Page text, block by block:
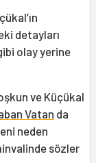
detayları
olay yerine
ve Küçükal
Vatan da
neden
sözler